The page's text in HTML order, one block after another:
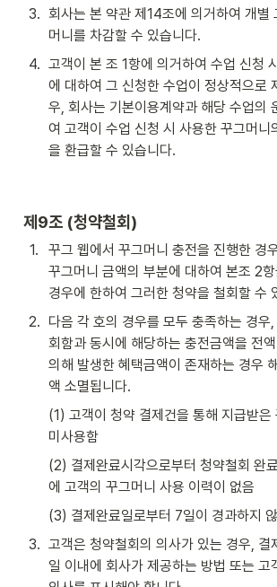
3. 회사는 본 약관 제14조에 의거하여 개별
머니를 차감할 수 있습니다.
4. 고객이 본 조 1항에 의거하여 수업 신청
에 대하여 그 신청한 수업이 정상적으로
우, 회사는 기본이용계약과 해당 수업의
여 고객이 수업 신청 시 사용한 꾸그머니
을 환급할 수 있습니다.
제9조 (청약철회)
1.
꾸그 웹에서 꾸그머니 충전을 진행한 경
꾸그머니 금액의 부분에 대하여 본조 2
경우에 한하여 그러한 청약을 철회할 수
2. 다음 각 호의 경우를 모두 충족하는 경우
회함과 동시에 해당하는 충전금액을 전
의해 발생한 혜택금액이 존재하는 경우
액 소멸됩니다.
(1) 고객이 청약 결제건을 통해 지급받은
미사용함
(2) 결제완료시각으로부터 청약철회 완
에 고객의 꾸그머니 사용 이력이 없음
(3) 결제완료일로부터 7일이 경과하지
3. 고객은 청약철회의 의사가 있는 경우, 결
일 이내에 회사가 제공하는 방법 또는 고